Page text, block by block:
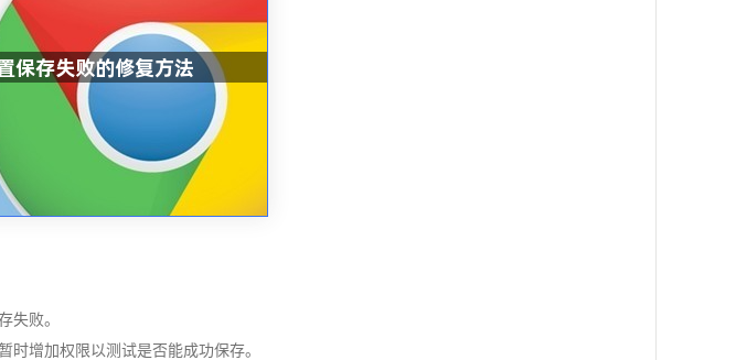
失败。
时增加权限以测试是否能成功保存。